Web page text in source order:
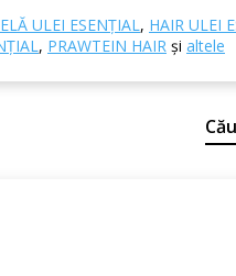
ULEI ESENȚIAL, HAIR ULEI
, PRAWTEIN HAIR și altele